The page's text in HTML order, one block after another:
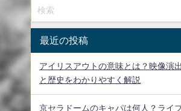
最近の投稿
アイリスアウトの意味とは？映像演
と歴史をわかりやすく解説
京セラドームのキャパは何人？ライ